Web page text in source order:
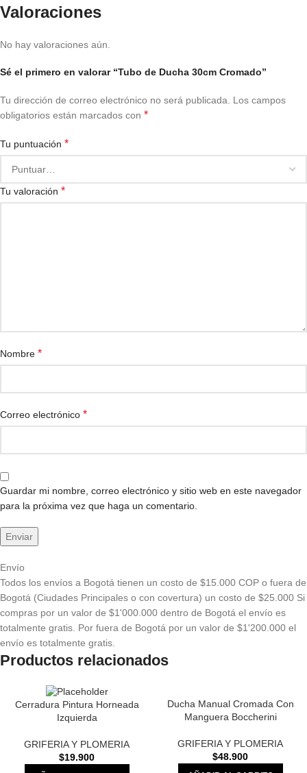
Valoraciones
No hay valoraciones aún.
Sé el primero en valorar “Tubo de Ducha 30cm Cromado”
Tu dirección de correo electrónico no será publicada. Los campos
obligatorios están marcados con *
Tu puntuación *
Tu valoración *
Nombre *
Correo electrónico *
Guardar mi nombre, correo electrónico y sitio web en este navegador
para la próxima vez que haga un comentario.
Envío
Todos los envíos a Bogotá tienen un costo de $15.000 COP o fuera de
Bogotá (Ciudades Principales o con covertura) un costo de $25.000 Si
compras por un valor de $1'000.000 dentro de Bogotá el envío es
totalmente gratis. Por fuera de Bogotá por un valor de $1'200.000 el
envío es totalmente gratis.
Productos relacionados
Cerradura Pintura Horneada
Izquierda
GRIFERIA Y PLOMERIA
$19.900
Ducha Manual Cromada Con
Manguera Boccherini
GRIFERIA Y PLOMERIA
$48.900